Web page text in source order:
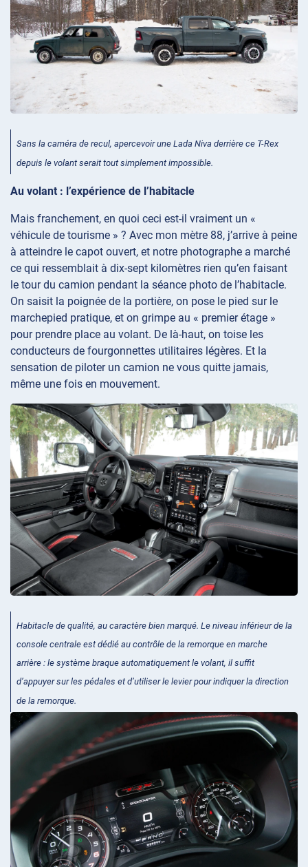
Sans la caméra de recul, apercevoir une Lada Niva derrière ce T-Rex
depuis le volant serait tout simplement impossible.
Au volant : l’expérience de l’habitacle
Mais franchement, en quoi ceci est-il vraiment un «
véhicule de tourisme » ? Avec mon mètre 88, j’arrive à peine
à atteindre le capot ouvert, et notre photographe a marché
ce qui ressemblait à dix-sept kilomètres rien qu’en faisant
le tour du camion pendant la séance photo de l’habitacle.
On saisit la poignée de la portière, on pose le pied sur le
marchepied pratique, et on grimpe au « premier étage »
pour prendre place au volant. De là-haut, on toise les
conducteurs de fourgonnettes utilitaires légères. Et la
sensation de piloter un camion ne vous quitte jamais,
même une fois en mouvement.
Habitacle de qualité, au caractère bien marqué. Le niveau inférieur de la
console centrale est dédié au contrôle de la remorque en marche
arrière : le système braque automatiquement le volant, il suffit
d’appuyer sur les pédales et d’utiliser le levier pour indiquer la direction
de la remorque.